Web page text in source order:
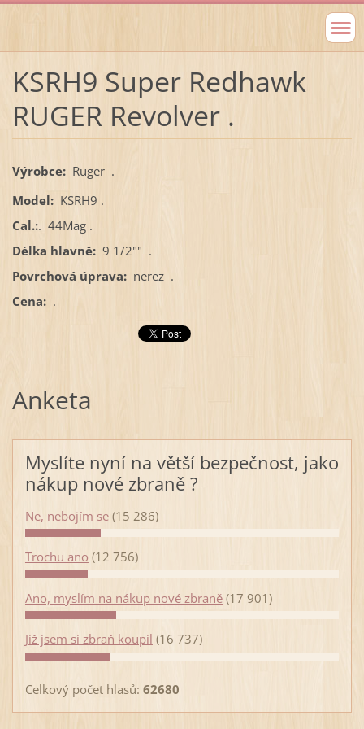
KSRH9 Super Redhawk
RUGER Revolver .
Výrobce: Ruger .
Model:KSRH9 .
Cal.:. 44Mag .
Délka hlavně: 9 1/2"" .
Povrchová úprava: nerez .
Cena:.
Anketa
Myslíte nyní na větší bezpečnost, jako
nákup nové zbraně ?
Ne, nebojím se (15 286)
Trochu ano (12 756)
Ano, myslím na nákup nové zbraně (17 901)
Již jsem si zbraň koupil (16 737)
Celkový počet hlasů: 62680